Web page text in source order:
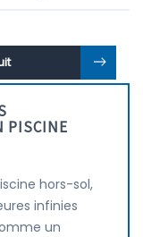
PISCINE
hors-sol,
infinies
un